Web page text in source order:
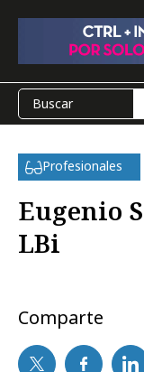
Profesionales
Eugenio
LBi
Comparte